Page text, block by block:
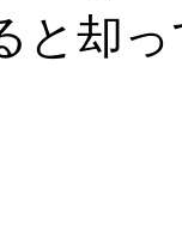
と却